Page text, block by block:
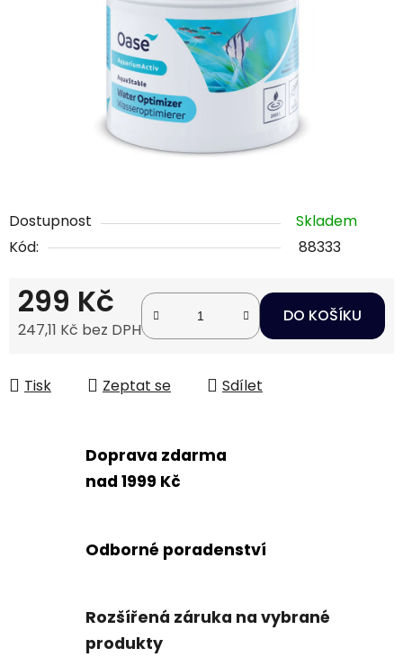
Dostupnost
Skladem
Kód:
88333
299 Kč
247,11 Kč bez DPH
DO KOŠÍKU
Tisk Zeptat se Sdílet
Doprava zdarma
nad 1999 Kč
Odborné poradenství
Rozšířená záruka na vybrané
produkty